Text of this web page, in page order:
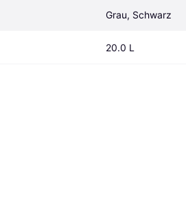
Grau, Schwarz
20.0 L